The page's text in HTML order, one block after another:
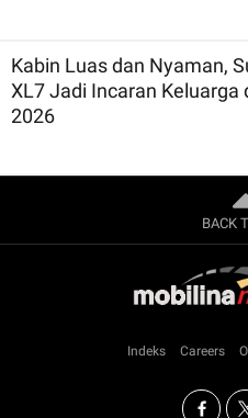
Kabin Luas dan Nyaman,
XL7 Jadi Incaran Keluarga
2026
BACK
Indeks Careers